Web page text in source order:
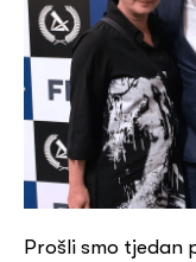
Prošli smo tjedan